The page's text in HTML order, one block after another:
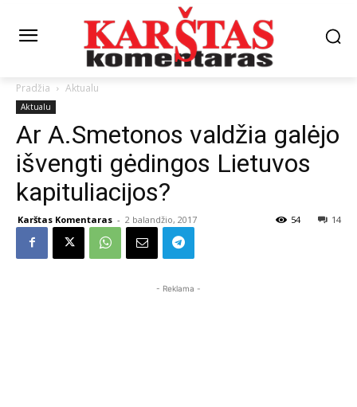
Pradžia Aktualu
Aktualu
Ar A.Smetonos valdžia galėjo
išvengti gėdingos Lietuvos
kapituliacijos?
Karštas Komentaras - 2 balandžio, 2017 14
54
- Reklama -